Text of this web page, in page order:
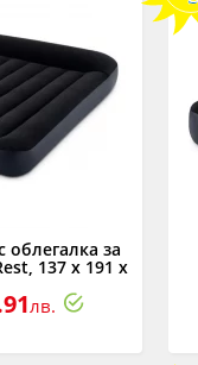
облегалка за
137 х 191 х
лв.